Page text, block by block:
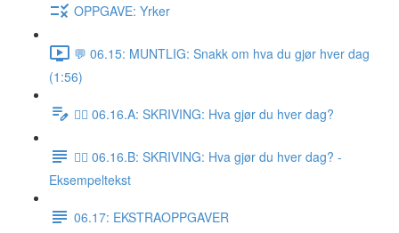
OPPGAVE: Yrker
💬 06.15: MUNTLIG: Snakk om hva du gjør hver dag
(1:56)
✍🏼 06.16.A: SKRIVING: Hva gjør du hver dag?
✍🏼 06.16.B: SKRIVING: Hva gjør du hver dag? -
Eksempeltekst
06.17: EKSTRAOPPGAVER